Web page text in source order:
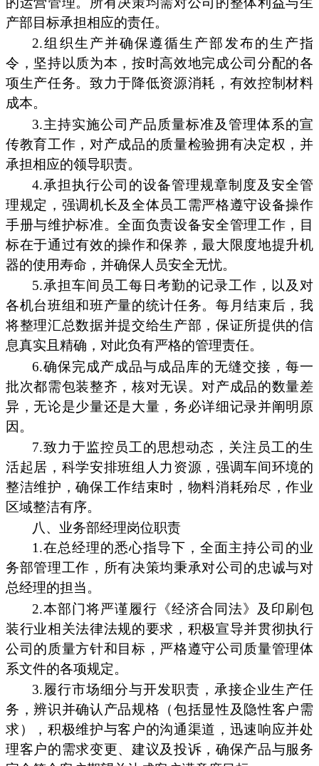
产部目标承担相应的责任。
2.组织生产并确保遵循生产部发布的生产指
令，坚持以质为本，按时高效地完成公司分配的各
项生产任务。致力于降低资源消耗，有效控制材料
成本。
3.主持实施公司产品质量标准及管理体系的宣
传教育工作，对产成品的质量检验拥有决定权，并
承担相应的领导职责。
4.承担执行公司的设备管理规章制度及安全管
理规定，强调机长及全体员工需严格遵守设备操作
手册与维护标准。全面负责设备安全管理工作，目
标在于通过有效的操作和保养，最大限度地提升机
器的使用寿命，并确保人员安全无忧。
5.承担车间员工每日考勤的记录工作，以及对
各机台班组和班产量的统计任务。每月结束后，我
将整理汇总数据并提交给生产部，保证所提供的信
息真实且精确，对此负有严格的管理责任。
6.确保完成产成品与成品库的无缝交接，每一
批次都需包装整齐，核对无误。对产成品的数量差
异，无论是少量还是大量，务必详细记录并阐明原
因。
7.致力于监控员工的思想动态，关注员工的生
活起居，科学安排班组人力资源，强调车间环境的
整洁维护，确保工作结束时，物料消耗殆尽，作业
区域整洁有序。
八、业务部经理岗位职责
1.在总经理的悉心指导下，全面主持公司的业
务部管理工作，所有决策均秉承对公司的忠诚与对
总经理的担当。
2.本部门将严谨履行《经济合同法》及印刷包
装行业相关法律法规的要求，积极宣导并贯彻执行
公司的质量方针和目标，严格遵守公司质量管理体
系文件的各项规定。
3.履行市场细分与开发职责，承接企业生产任
务，辨识并确认产品规格（包括显性及隐性客户需
求），积极维护与客户的沟通渠道，迅速响应并处
理客户的需求变更、建议及投诉，确保产品与服务